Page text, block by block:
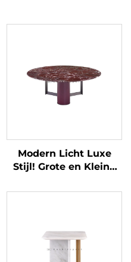
Modern Licht Luxe
Stijl! Grote en Kleine
Gecombineerde
Interpreteert
Verfijning